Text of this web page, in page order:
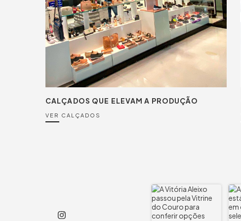
CALÇADOS QUE ELEVAM A PRODUÇÃO
VER CALÇADOS